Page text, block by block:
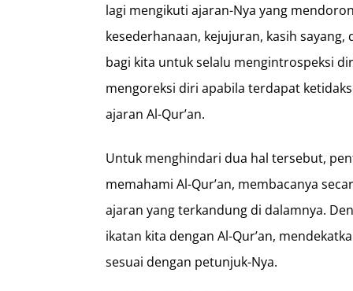
lagi mengikuti ajaran-Nya yang
kesederhanaan, kejujuran, kasih
bagi kita untuk selalu mengintrospeksi
mengoreksi diri apabila terdapat
ajaran Al-Qur’an.
Untuk menghindari dua hal tersebut,
memahami Al-Qur’an, membacanya
ajaran yang terkandung di dalamnya.
ikatan kita dengan Al-Qur’an,
sesuai dengan petunjuk-Nya.